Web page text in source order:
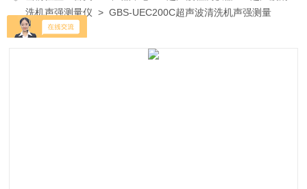
洗机声强测量仪 > GBS-UEC200C超声波清洗机声强测量